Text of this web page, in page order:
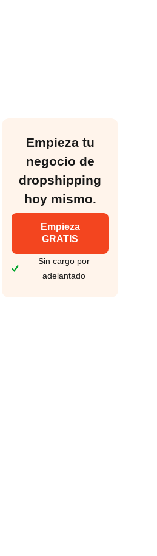
Empieza tu
negocio de
dropshipping
hoy mismo.
Empieza
GRATIS
Sin cargo por
adelantado